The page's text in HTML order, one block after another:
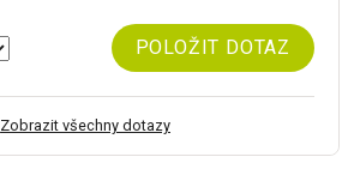
POLOŽIT DOTAZ
Zobrazit všechny dotazy